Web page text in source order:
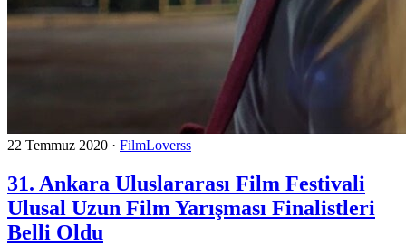
22 Temmuz 2020 · FilmLoverss
31. Ankara Uluslararası Film Festivali
Ulusal Uzun Film Yarışması Finalistleri
Belli Oldu